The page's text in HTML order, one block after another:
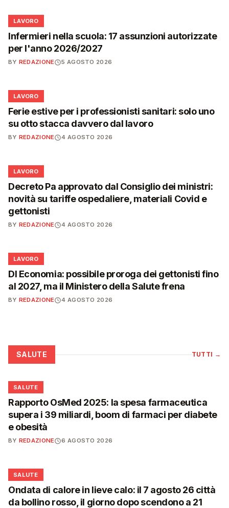
💼
LAVORO
Infermieri nella scuola: 17 assunzioni autorizzate
per l'anno 2026/2027
BY REDAZIONE 5 AGOSTO 2026
💼
LAVORO
Ferie estive per i professionisti sanitari: solo uno
su otto stacca davvero dal lavoro
BY REDAZIONE 4 AGOSTO 2026
💼
LAVORO
Decreto Pa approvato dal Consiglio dei ministri:
novità su tariffe ospedaliere, materiali Covid e
gettonisti
BY REDAZIONE 4 AGOSTO 2026
💼
LAVORO
Dl Economia: possibile proroga dei gettonisti fino
al 2027, ma il Ministero della Salute frena
BY REDAZIONE 4 AGOSTO 2026
SALUTE TUTTI →
❤️
SALUTE
Rapporto OsMed 2025: la spesa farmaceutica
supera i 39 miliardi, boom di farmaci per diabete
e obesità
BY REDAZIONE 6 AGOSTO 2026
❤️
SALUTE
Ondata di calore in lieve calo: il 7 agosto 26 città
da bollino rosso, il giorno dopo scendono a 21